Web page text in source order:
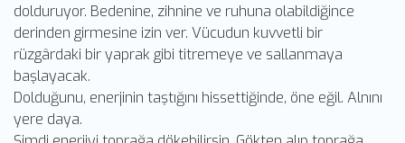
dolduruyor. Bedenine, zihnine ve ruhuna olabildiğince
derinden girmesine izin ver. Vücudun kuvvetli bir
rüzgârdaki bir yaprak gibi titremeye ve sallanmaya
başlayacak.
Dolduğunu, enerjinin taştığını hissettiğinde, öne eğil. Alnını
yere daya.